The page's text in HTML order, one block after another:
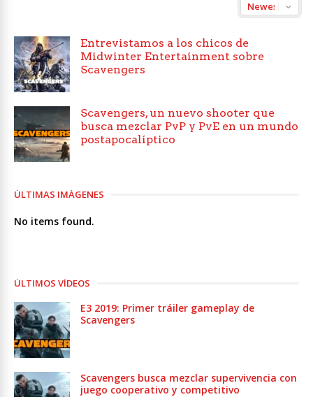
Entrevistamos a los chicos de
Midwinter Entertainment sobre
Scavengers
Scavengers, un nuevo shooter que
busca mezclar PvP y PvE en un mundo
postapocalíptico
ÚLTIMAS IMÁGENES
No items found.
ÚLTIMOS VÍDEOS
E3 2019: Primer tráiler gameplay de
Scavengers
Scavengers busca mezclar supervivencia con
juego cooperativo y competitivo